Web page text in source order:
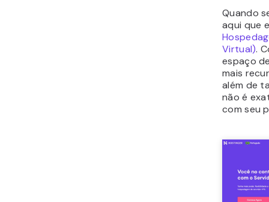
Quando
aqui que
Virtual).
espaço
mais
além de
não é
com seu